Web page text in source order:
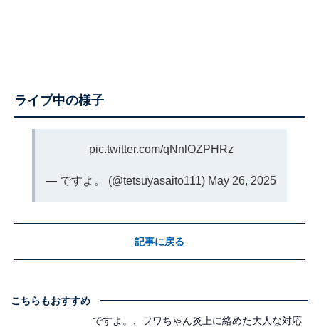
ライブ中の様子
pic.twitter.com/qNnlOZPHRz
— ですよ。 (@tetsuyasaito111) May 26, 2025
記事に戻る
こちらもおすすめ
ですよ。、フワちゃん炎上に絡めた大人な対応